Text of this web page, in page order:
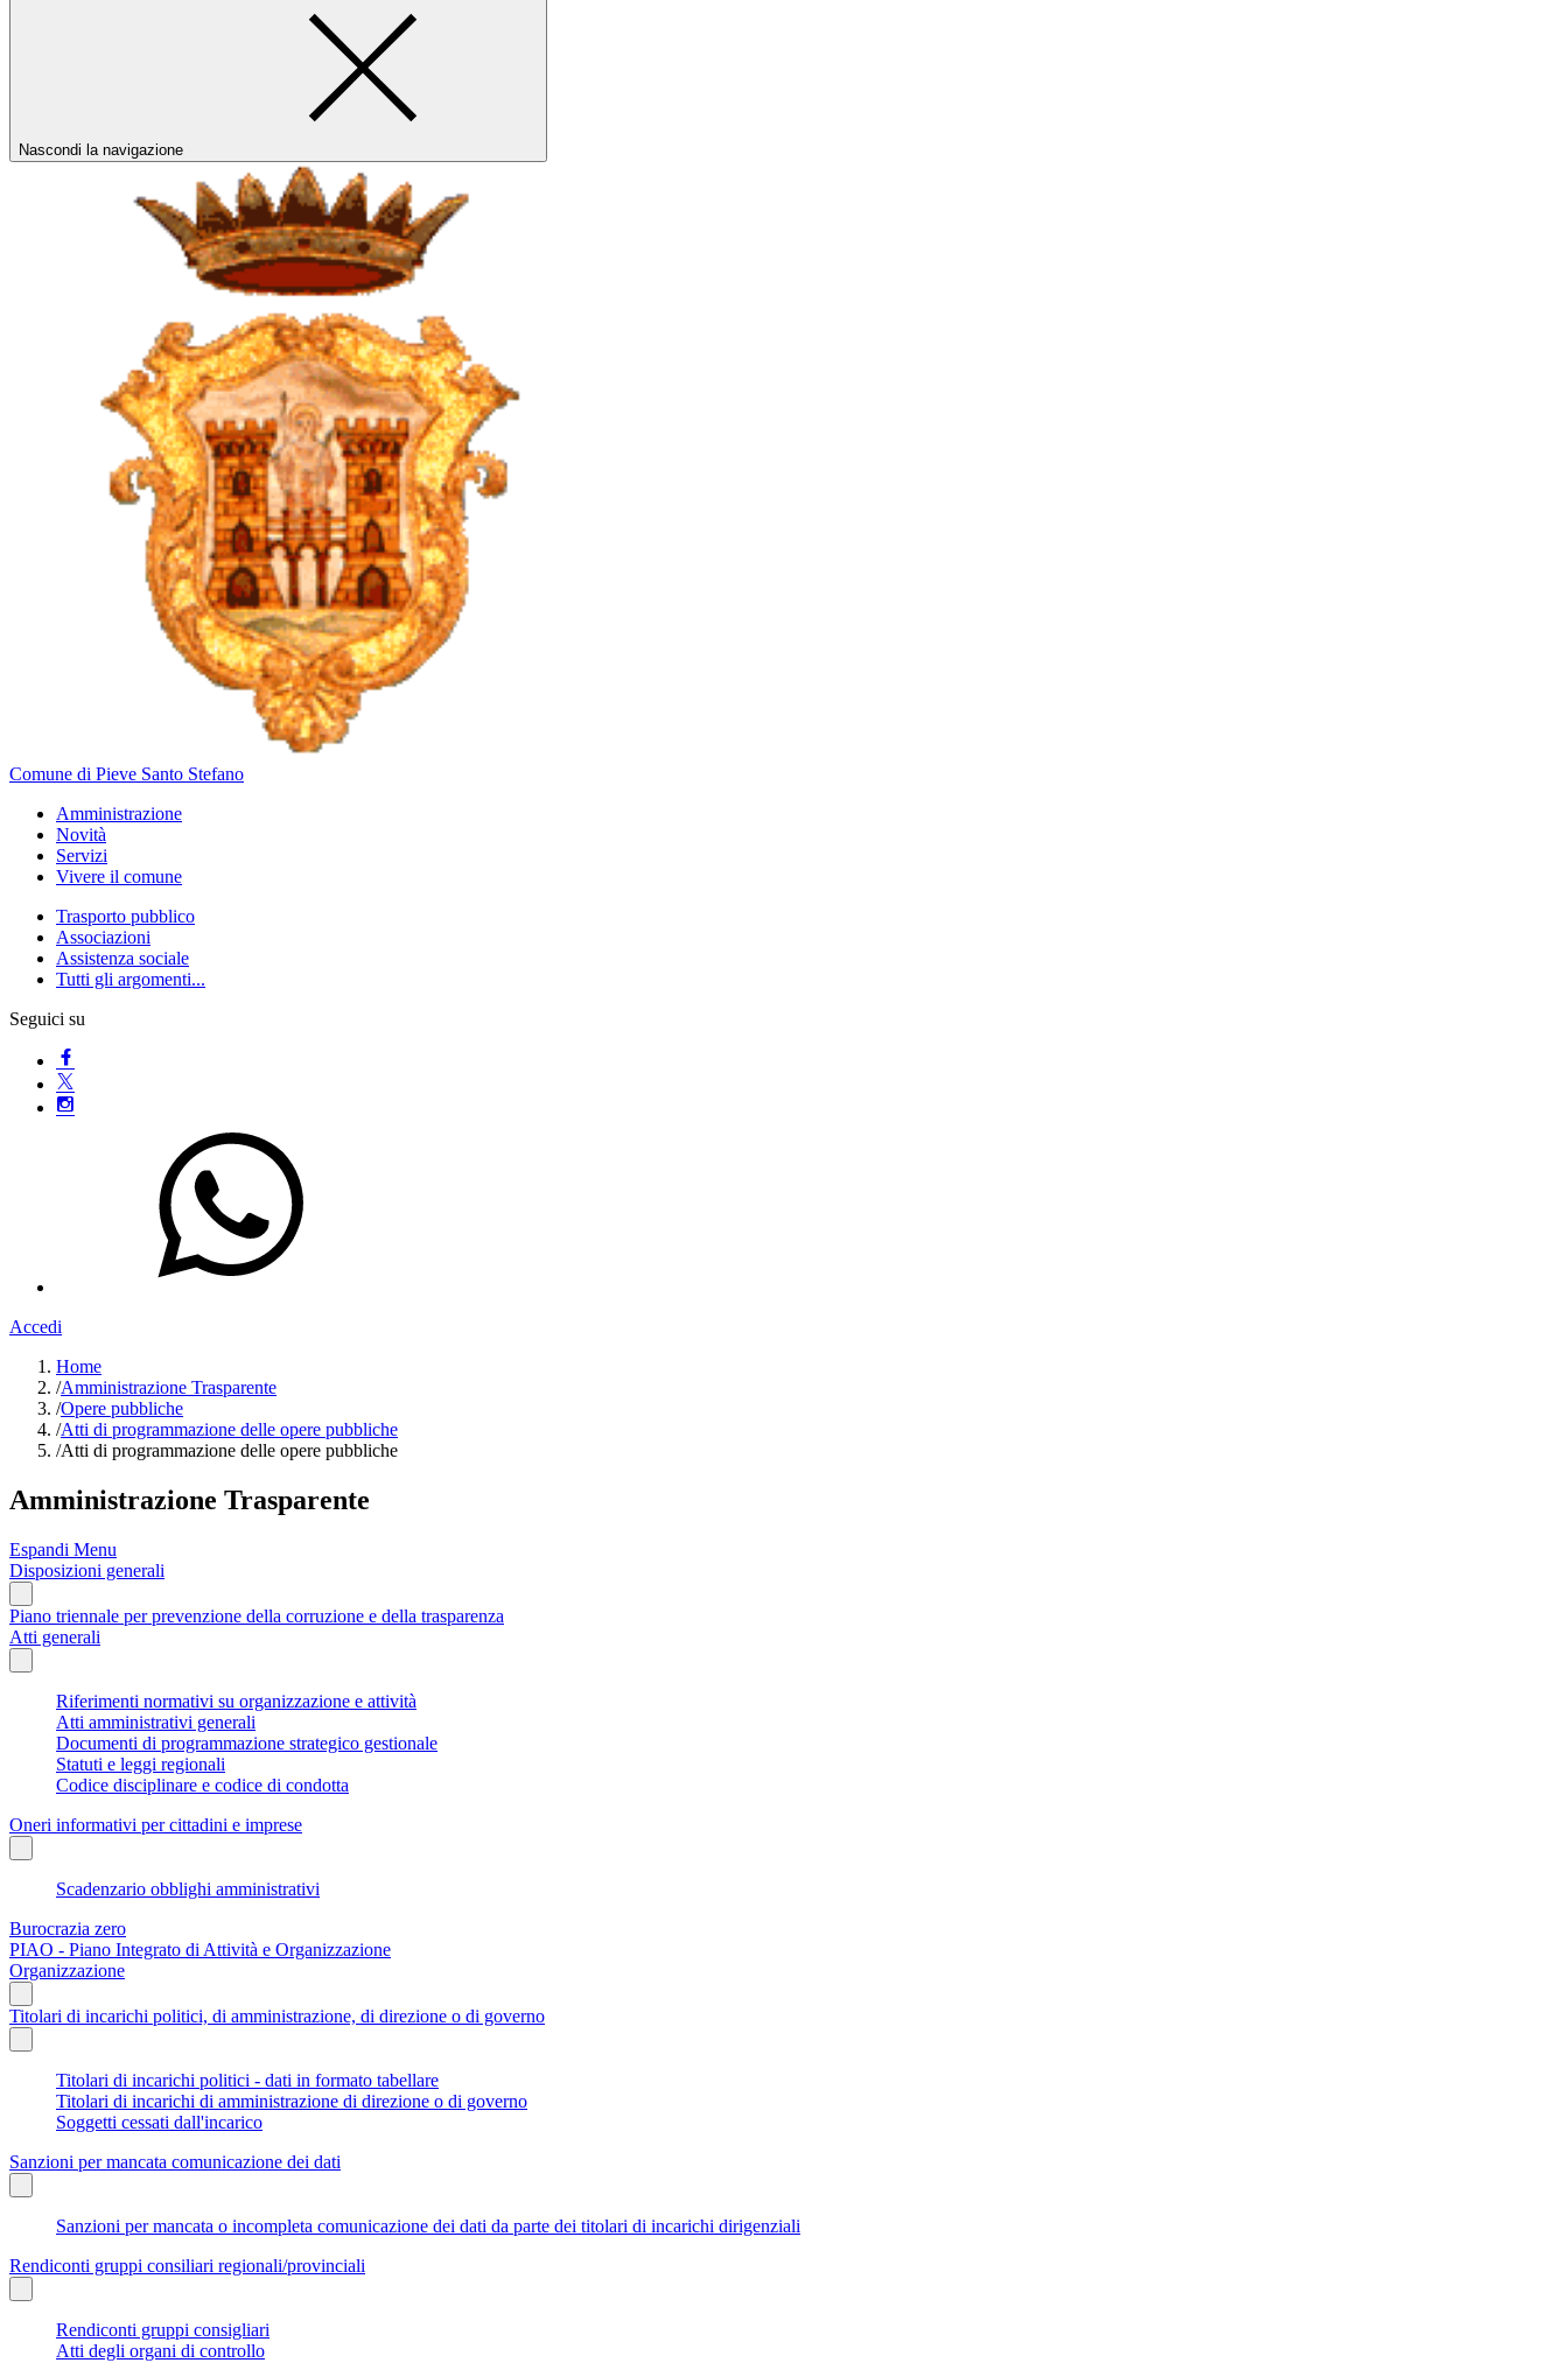
Nascondi la navigazione
Comune di Pieve Santo Stefano
Amministrazione
Novità
Servizi
Vivere il comune
Trasporto pubblico
Associazioni
Assistenza sociale
Tutti gli argomenti...
Seguici su
Accedi
Home
/Amministrazione Trasparente
/Opere pubbliche
/Atti di programmazione delle opere pubbliche
/Atti di programmazione delle opere pubbliche
Amministrazione Trasparente
Espandi Menu
Disposizioni generali
Piano triennale per prevenzione della corruzione e della trasparenza
Atti generali
Riferimenti normativi su organizzazione e attività
Atti amministrativi generali
Documenti di programmazione strategico gestionale
Statuti e leggi regionali
Codice disciplinare e codice di condotta
Oneri informativi per cittadini e imprese
Scadenzario obblighi amministrativi
Burocrazia zero
PIAO - Piano Integrato di Attività e Organizzazione
Organizzazione
Titolari di incarichi politici, di amministrazione, di direzione o di governo
Titolari di incarichi politici - dati in formato tabellare
Titolari di incarichi di amministrazione di direzione o di governo
Soggetti cessati dall'incarico
Sanzioni per mancata comunicazione dei dati
Sanzioni per mancata o incompleta comunicazione dei dati da parte dei titolari di incarichi dirigenziali
Rendiconti gruppi consiliari regionali/provinciali
Rendiconti gruppi consigliari
Atti degli organi di controllo